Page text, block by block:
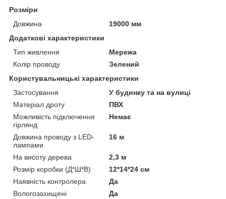
Розміри
Довжина
19000 мм
Додаткові характеристики
Тип живлення
Мережа
Колір проводу
Зелений
Користувальницькі характеристики
Застосування
У будинку та на вулиці
Матеріал дроту
ПВХ
Можливість підключення
гірлянд
Немає
Довжина проводу з LED-
лампами
16 м
На висоту дерева
2,3 м
Розмір коробки (Д*Ш*В)
12*14*24 см
Наявність контролера
Да
Вологозахищені
Да